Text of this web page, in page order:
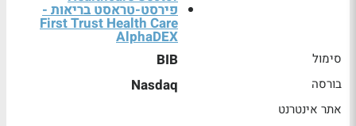
פירסט-טראסט בריאות -
First Trust Health Care
AlphaDEX
סימול BIB
בורסה Nasdaq
אתר אינטרנט